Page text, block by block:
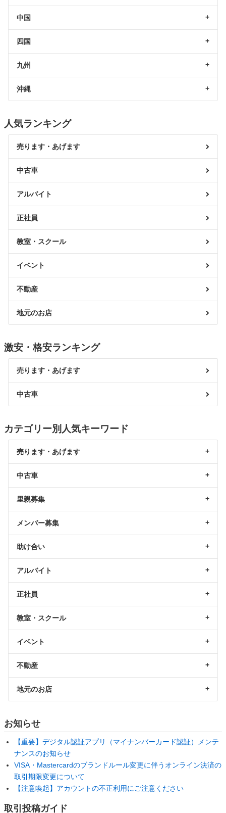
中国
四国
九州
沖縄
人気ランキング
売ります・あげます
中古車
アルバイト
正社員
教室・スクール
イベント
不動産
地元のお店
激安・格安ランキング
売ります・あげます
中古車
カテゴリー別人気キーワード
売ります・あげます
中古車
里親募集
メンバー募集
助け合い
アルバイト
正社員
教室・スクール
イベント
不動産
地元のお店
お知らせ
【重要】デジタル認証アプリ（マイナンバーカード認証）メンテ
ナンスのお知らせ
VISA・Mastercardのブランドルール変更に伴うオンライン決済の
取引期限変更について
【注意喚起】アカウントの不正利用にご注意ください
取引投稿ガイド